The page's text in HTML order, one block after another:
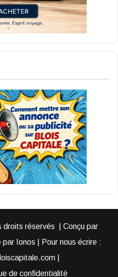
réservés | Conçu par
Ionos | Pour nous écrire :
|
de confidentialité